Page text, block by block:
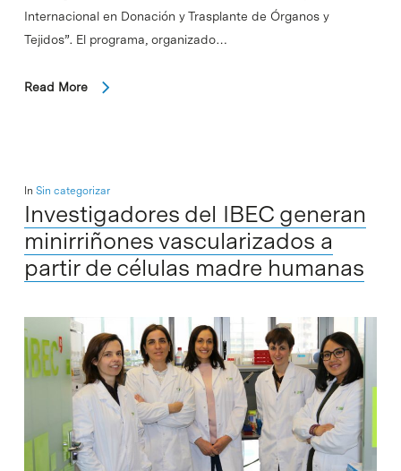
Internacional en Donación y Trasplante de Órganos y
Tejidos”. El programa, organizado…
Read More
In Sin categorizar
Investigadores del IBEC generan
minirriñones vascularizados a
partir de células madre humanas